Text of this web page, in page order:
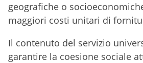
geografiche o
maggiori costi unitari di
Il contenuto del servizio
garantire la coesione sociale